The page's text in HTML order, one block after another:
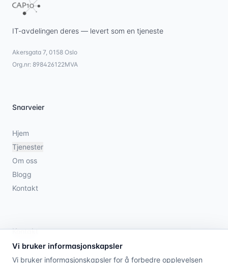
Vi bruker informasjonskapsler
Vi bruker informasjonskapsler for å forbedre opplevelsen
IT-avdelingen deres — levert som en tjeneste
Akersgata 7, 0158 Oslo
Org.nr: 898426122MVA
Snarveier
Hjem
Tjenester
Om oss
Blogg
Kontakt
Kontakt
21 08 79 00